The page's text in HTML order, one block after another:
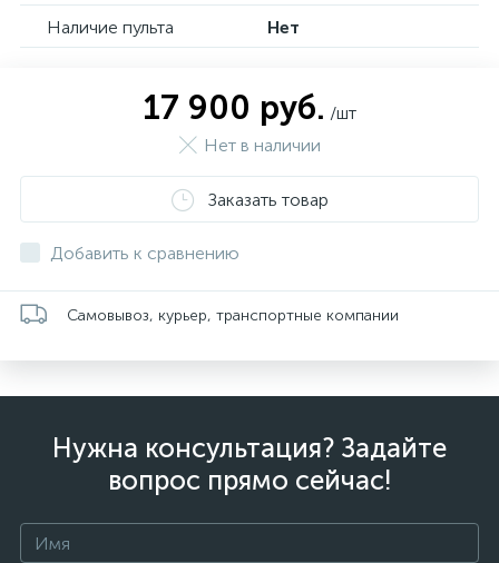
Наличие пульта
Нет
17 900 руб. /шт
Нет в наличии
Заказать товар
Добавить к сравнению
Самовывоз, курьер, транспортные компании
Нужна консультация? Задайте
вопрос прямо сейчас!